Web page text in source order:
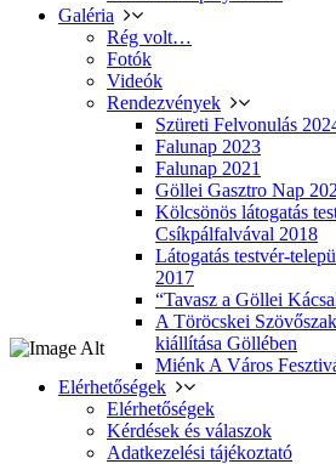
Galéria
Rég volt…
Fotók
Videók
Rendezvények
Szüreti Felvonulás
Falunap 2023
Falunap 2021
Göllei Gasztro Nap
Kölcsönös látogatás
Csíkpálfalvával 2018
Látogatás testvér-
2017
“Tavasz a Göllei
A Töröcskei
kiállítása Göllében
Miénk A Város
Elérhetőségek
Elérhetőségek
Kérdések és válaszok
Adatkezelési tájékoztató